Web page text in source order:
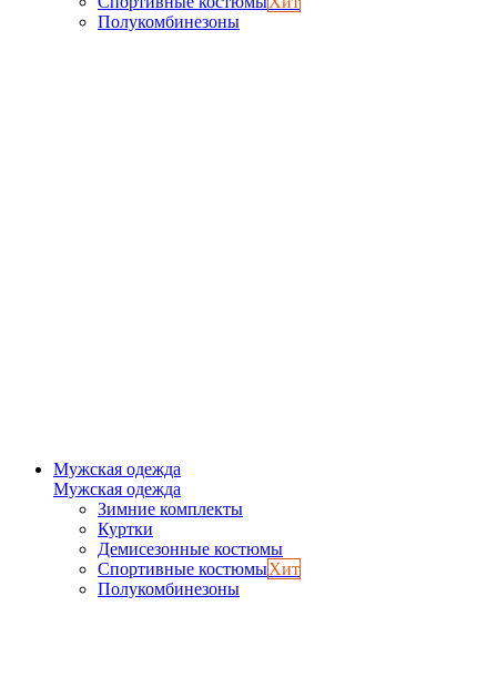
Полукомбинезоны
Мужская одежда
Мужская одежда
Зимние комплекты
Куртки
Демисезонные костюмы
Спортивные костюмыХит
Полукомбинезоны